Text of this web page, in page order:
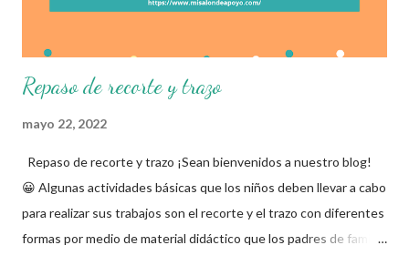
Repaso de recorte y trazo
mayo 22, 2022
Repaso de recorte y trazo ¡Sean bienvenidos a nuestro blog!
😀 Algunas actividades básicas que los niños deben llevar a cabo
para realizar sus trabajos son el recorte y el trazo con diferentes
formas por medio de material didáctico que los padres de familia